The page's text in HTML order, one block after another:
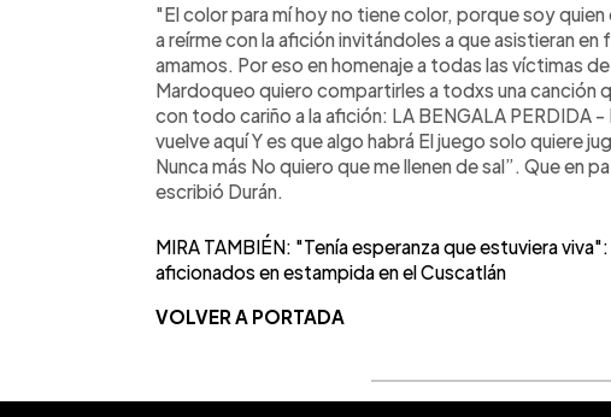
"El color para mí hoy no tiene color, porque soy
a reírme con la afición invitándoles a que asistieran
amamos. Por eso en homenaje a todas las víctimas
Mardoqueo quiero compartirles a todxs una canción
con todo cariño a la afición: LA BENGALA PERDIDA
vuelve aquí Y es que algo habrá El juego solo quiere
Nunca más No quiero que me llenen de sal”. Que en
escribió Durán.
MIRA TAMBIÉN: "Tenía esperanza que estuviera
aficionados en estampida en el Cuscatlán
VOLVER A PORTADA